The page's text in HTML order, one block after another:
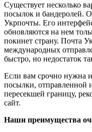
Существует несколько
посылок и бандеролей.
Укрпочты. Его
обновляются на нем
покинет страну. Почта
международных
быстро, но недостаток
Если вам срочно нужна
посылки, отправленной
пересекшей границу,
сайт.
Наши преимущества